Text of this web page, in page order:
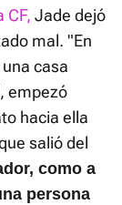
CF, Jade dejó
mal. "En
casa
empezó
hacia ella
salió del
como a
persona